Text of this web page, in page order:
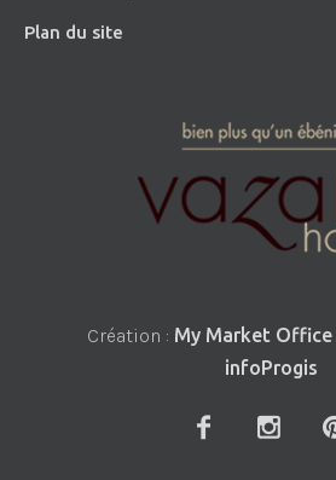
Plan du site
Création : My Market Office
infoProgis